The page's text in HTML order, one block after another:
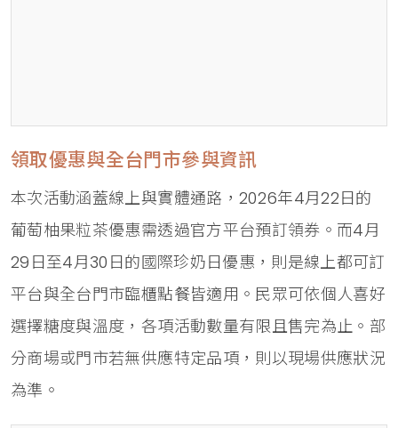
領取優惠與全台門市參與資訊
本次活動涵蓋線上與實體通路，2026年4月22日的
葡萄柚果粒茶優惠需透過官方平台預訂領券。而4月
29日至4月30日的國際珍奶日優惠，則是線上都可訂
平台與全台門市臨櫃點餐皆適用。民眾可依個人喜好
選擇糖度與溫度，各項活動數量有限且售完為止。部
分商場或門市若無供應特定品項，則以現場供應狀況
為準。